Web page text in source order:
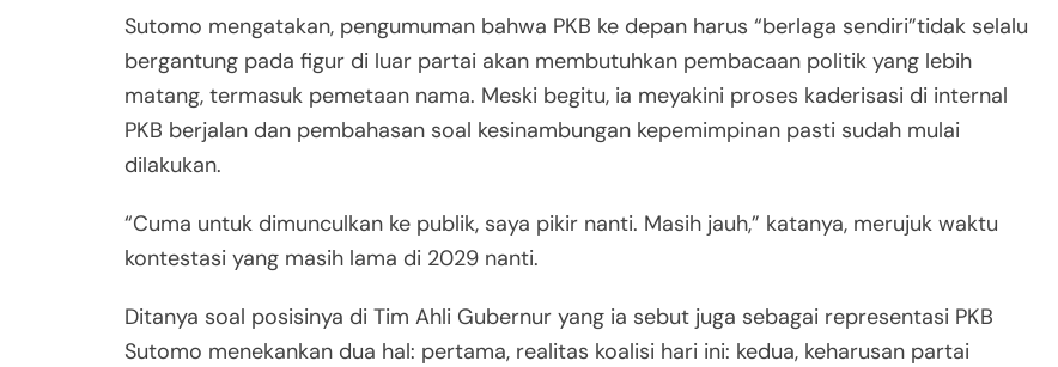
Sutomo mengatakan, pengumuman bahwa PKB ke depan harus “berlaga sendiri”tidak selalu
bergantung pada figur di luar partai akan membutuhkan pembacaan politik yang lebih
matang, termasuk pemetaan nama. Meski begitu, ia meyakini proses kaderisasi di internal
PKB berjalan dan pembahasan soal kesinambungan kepemimpinan pasti sudah mulai
dilakukan.
“Cuma untuk dimunculkan ke publik, saya pikir nanti. Masih jauh,” katanya, merujuk waktu
kontestasi yang masih lama di 2029 nanti.
Ditanya soal posisinya di Tim Ahli Gubernur yang ia sebut juga sebagai representasi PKB
Sutomo menekankan dua hal: pertama, realitas koalisi hari ini: kedua, keharusan partai